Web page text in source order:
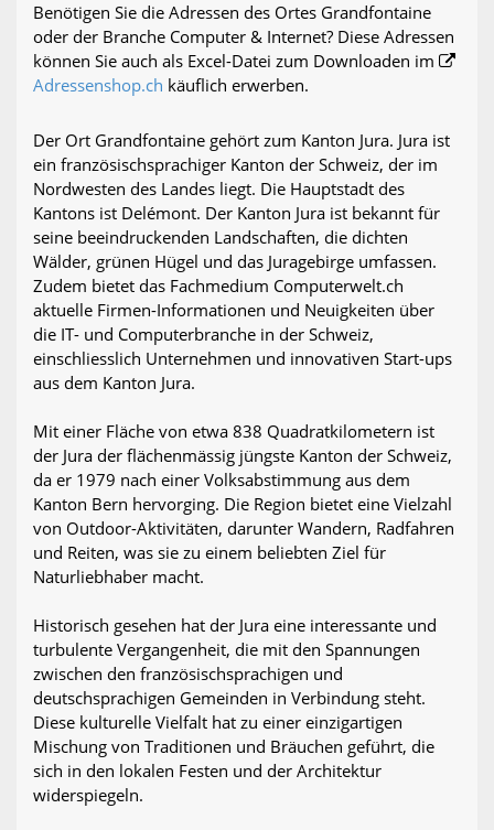
Benötigen Sie die Adressen des Ortes Grandfontaine
oder der Branche Computer & Internet? Diese Adressen
können Sie auch als Excel-Datei zum Downloaden im
Adressenshop.ch käuflich erwerben.
Der Ort Grandfontaine gehört zum Kanton Jura. Jura ist
ein französischsprachiger Kanton der Schweiz, der im
Nordwesten des Landes liegt. Die Hauptstadt des
Kantons ist Delémont. Der Kanton Jura ist bekannt für
seine beeindruckenden Landschaften, die dichten
Wälder, grünen Hügel und das Juragebirge umfassen.
Zudem bietet das Fachmedium Computerwelt.ch
aktuelle Firmen-Informationen und Neuigkeiten über
die IT- und Computerbranche in der Schweiz,
einschliesslich Unternehmen und innovativen Start-ups
aus dem Kanton Jura.
Mit einer Fläche von etwa 838 Quadratkilometern ist
der Jura der flächenmässig jüngste Kanton der Schweiz,
da er 1979 nach einer Volksabstimmung aus dem
Kanton Bern hervorging. Die Region bietet eine Vielzahl
von Outdoor-Aktivitäten, darunter Wandern, Radfahren
und Reiten, was sie zu einem beliebten Ziel für
Naturliebhaber macht.
Historisch gesehen hat der Jura eine interessante und
turbulente Vergangenheit, die mit den Spannungen
zwischen den französischsprachigen und
deutschsprachigen Gemeinden in Verbindung steht.
Diese kulturelle Vielfalt hat zu einer einzigartigen
Mischung von Traditionen und Bräuchen geführt, die
sich in den lokalen Festen und der Architektur
widerspiegeln.